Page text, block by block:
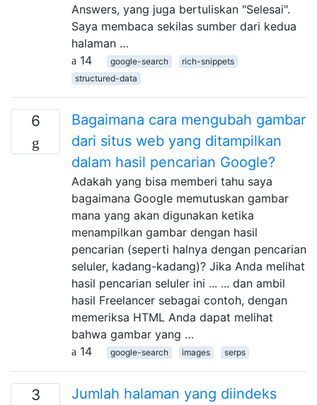
Answers, yang juga bertuliskan "Selesai".
Saya membaca sekilas sumber dari kedua
halaman …
14
google-search
rich-snippets
structured-data
6
Bagaimana cara mengubah gambar
dari situs web yang ditampilkan
dalam hasil pencarian Google?
Adakah yang bisa memberi tahu saya
bagaimana Google memutuskan gambar
mana yang akan digunakan ketika
menampilkan gambar dengan hasil
pencarian (seperti halnya dengan pencarian
seluler, kadang-kadang)? Jika Anda melihat
hasil pencarian seluler ini ... ... dan ambil
hasil Freelancer sebagai contoh, dengan
memeriksa HTML Anda dapat melihat
bahwa gambar yang …
14
google-search images serps
3
Jumlah halaman yang diindeks